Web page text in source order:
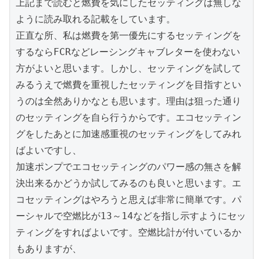
上記まで読むと燃費を気にしたセッティングは無しな
ように読み取れる記載をしています。
正直な所、私は燃費を第一優先にするセッティングを
するならFCRなどレーシングキャブレターを使わない
方がよいと思います。しかし、セッティングを試して
みるうえで燃費を重視したセッティングを目指すとい
うのは全然ありかなとも思います。理由は狙った通り
のセッティングを自ら行うからです。エコセッティン
グをしたあとに加速感重視のセッティングをしてみれ
ばよいですし、
加速ポンプでエコセッティングのパワー感の無さを解
決出来るかどうか試してみるのも良いと思います。エ
コセッティングはやろうと思えば非常に簡単です。パ
ーシャルで空燃比が13～14などを指し示すようにセッ
ティングをすればよいです。空燃比計が付いているか
もありますが、